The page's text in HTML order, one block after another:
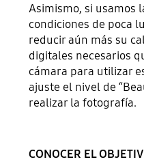
Asimismo, si usamos
condiciones de poca
reducir aún más su
digitales necesarios
cámara para utilizar
ajuste el nivel de
realizar la fotografía.
CONOCER EL